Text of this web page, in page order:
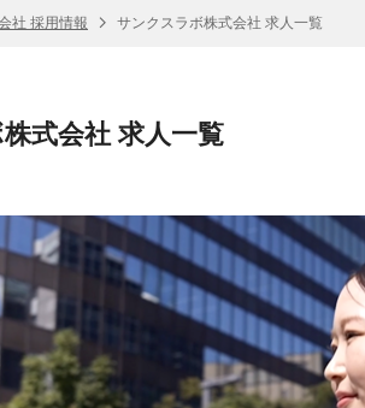
社 採用情報 サンクスラボ株式会社 求人一覧
式会社 求人一覧